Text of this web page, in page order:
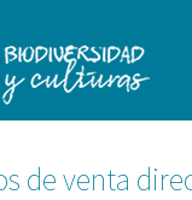
de venta